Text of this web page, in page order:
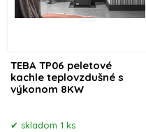
TEBA TP06 peletové
kachle teplovzdušné s
výkonom 8KW
skladom 1 ks